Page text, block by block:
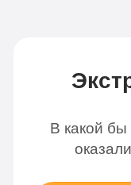
В какой